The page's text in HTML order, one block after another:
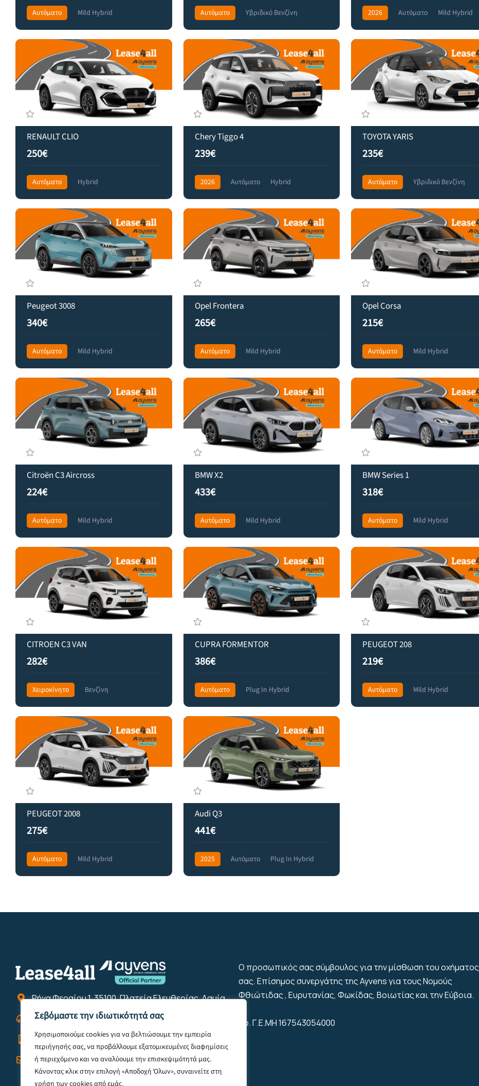
Σεβόμαστε την ιδιωτικότητά σας
Χρησιμοποιούμε cookies για να βελτιώσουμε την εμπειρία
περιήγησής σας, να προβάλλουμε εξατομικευμένες διαφημίσεις
ή περιεχόμενο και να αναλύουμε την επισκεψιμότητά μας.
Κάνοντας κλικ στην επιλογή «Αποδοχή Όλων», συναινείτε στη
χρήση των cookies από εμάς.
Αυτόματο
Mild Hybrid
Front Wheel Drive
359€
Αυτόματο
Υβριδικό Βενζίνη
Front Wheel Drive
355€
2026 Αυτόματο
Mild Hybrid
Front Wheel Drive
459€
RENAULT CLIO
250€
Αυτόματο
Hybrid
Front Wheel Drive
345€
Chery Tiggo 4
239€
2026 Αυτόματο
Hybrid
Front Wheel Drive
349€
TOYOTA YARIS
235€
Αυτόματο
Υβριδικό Βενζίνη
Front Wheel Drive
319€
Peugeot 3008
340€
Αυτόματο
Mild Hybrid
Front Wheel Drive
475€
Opel Frontera
265€
Αυτόματο
Mild Hybrid
Front Wheel Drive
359€
Opel Corsa
215€
Αυτόματο
Mild Hybrid
Front Wheel Drive
299€
Citroën C3 Aircross
224€
Αυτόματο
Mild Hybrid
Front Wheel Drive
315€
BMW X2
433€
Αυτόματο
Mild Hybrid
Front Wheel Drive
599€
BMW Series 1
318€
Αυτόματο
Mild Hybrid
Front Wheel Drive
439€
CITROEN C3 VAN
282€
Χειροκίνητο
Βενζίνη
Front Wheel Drive
356€
CUPRA FORMENTOR
386€
Αυτόματο
Plug In Hybrid
Front Wheel Drive
545€
PEUGEOT 208
219€
Αυτόματο
Mild Hybrid
Front Wheel Drive
305€
PEUGEOT 2008
275€
Αυτόματο
Mild Hybrid
Front Wheel Drive
369€
Audi Q3
441€
2025 Αυτόματο
Plug In Hybrid
Front Wheel Drive
629€
Ρήγα Φεραίου 1, 35100, Πλατεία Ελευθερίας, Λαμία
2231022422
6944121855
info@lease4all.gr
Ο προσωπικός σας σύμβουλος για την μίσθωση του οχήματος
σας. Επίσημος συνεργάτης της Ayvens για τους Νομούς
Φθιώτιδας , Ευρυτανίας, Φωκίδας, Βοιωτίας και την Εύβοια.
Αρ. Γ.Ε.ΜΗ 167543054000